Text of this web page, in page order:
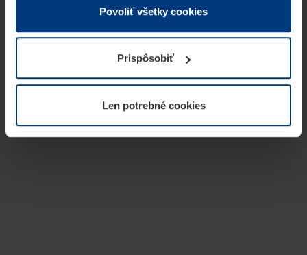
Z právneho hľadiska môžeme cookies ukladať na Vašom
prevádzku tejto stránky. Pre všetky ostatné typy cookie
potrebujeme Vaše povolenie. Vaše povolenie môžete
kedykoľvek zmeniť alebo odvolať vo vysvetlení cookie
našej webovej stránky.
Povoliť všetky cookies
Prispôsobiť
Len potrebné cookies